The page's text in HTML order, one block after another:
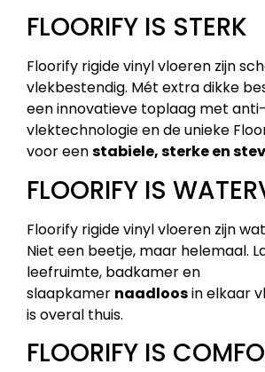
FLOORIFY IS STERK
Floorify rigide vinyl vloeren zijn
vlekbestendig. Mét extra dikke
een innovatieve toplaag met anti-
vlektechnologie en de unieke
voor eenstabiele, sterke en
FLOORIFY IS
Floorify rigide vinyl vloeren zijn
Niet een beetje, maar helemaal.
leefruimte, badkamer en
slaapkamer naadloosin elkaar
is overal thuis.
FLOORIFY IS